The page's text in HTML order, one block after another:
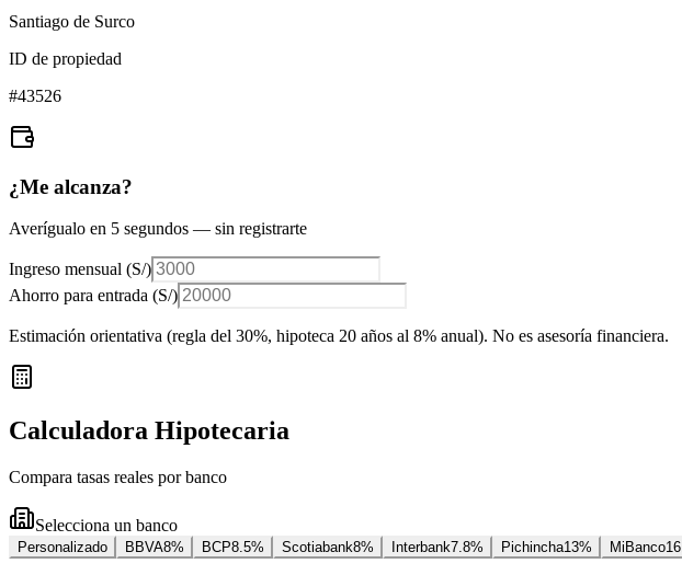
Santiago de Surco
ID de propiedad
#43526
¿Me alcanza?
Averígualo en 5 segundos — sin registrarte
Ingreso mensual (S/)
Ahorro para entrada (S/)
Estimación orientativa (regla del 30%, hipoteca 20 años al 8% anual). No es asesoría financiera.
Calculadora Hipotecaria
Compara tasas reales por banco
Selecciona un banco
Personalizado BBVA8% BCP8.5% Scotiabank8% Interbank7.8% Pichincha13% MiBanco